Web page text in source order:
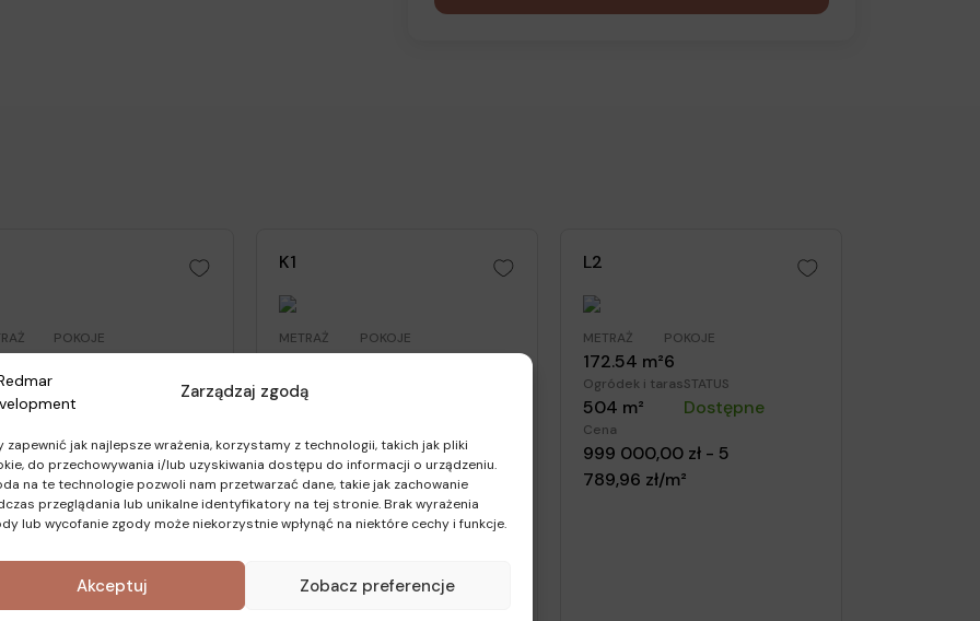
Zarządzaj zgodą
zapewnić jak najlepsze wrażenia, korzystamy z technologii, takich jak pliki
do przechowywania i/lub uzyskiwania dostępu do informacji o urządzeniu.
na te technologie pozwoli nam przetwarzać dane, takie jak zachowanie
przeglądania lub unikalne identyfikatory na tej stronie. Brak wyrażenia
lub wycofanie zgody może niekorzystnie wpłynąć na niektóre cechy i funkcje.
Akceptuj Zobacz preferencje
POKOJE
i taras
m²
000,00 zł - 6
zł/m²
K1
METRAŻ POKOJE
Ogródek i taras
467 m²
930 000,00 zł - 6
005,04 zł/m²
L2
METRAŻ
172.54 m²
POKOJE
6
Ogródek i taras
504 m²
STATUS
Dostępne
Cena
999 000,00 zł - 5
789,96 zł/m²